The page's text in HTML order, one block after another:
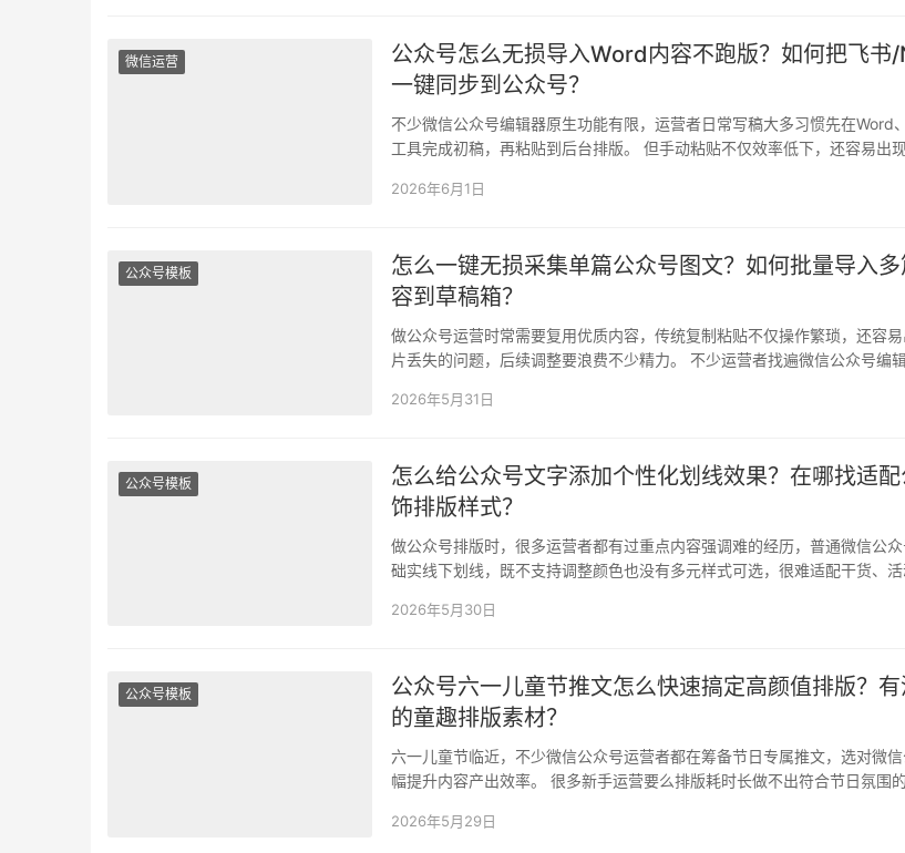
微信运营
公众号怎么无损导入Word内容不跑版？如何把飞书
一键同步到公众号？
不少微信公众号编辑器原生功能有限，运营者日常写稿大多习惯先在Word
工具完成初稿，再粘贴到后台排版。 但手动粘贴不仅效率低下，还容易出
2026年6月1日
公众号模板
怎么一键无损采集单篇公众号图文？如何批量导入
容到草稿箱？
做公众号运营时常需要复用优质内容，传统复制粘贴不仅操作繁琐，还容
片丢失的问题，后续调整要浪费不少精力。 不少运营者找遍微信公众号编
2026年5月31日
公众号模板
怎么给公众号文字添加个性化划线效果？在哪找适
饰排版样式？
做公众号排版时，很多运营者都有过重点内容强调难的经历，普通微信公
础实线下划线，既不支持调整颜色也没有多元样式可选，很难适配干货、活
2026年5月30日
公众号模板
公众号六一儿童节推文怎么快速搞定高颜值排版？有
的童趣排版素材？
六一儿童节临近，不少微信公众号运营者都在筹备节日专属推文，选对微
幅提升内容产出效率。 很多新手运营要么排版耗时长做不出符合节日氛围
2026年5月29日